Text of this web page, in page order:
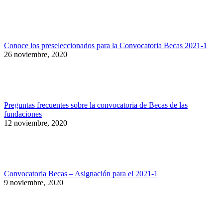
Conoce los preseleccionados para la Convocatoria Becas 2021-1
26 noviembre, 2020
Preguntas frecuentes sobre la convocatoria de Becas de las
fundaciones
12 noviembre, 2020
Convocatoria Becas – Asignación para el 2021-1
9 noviembre, 2020